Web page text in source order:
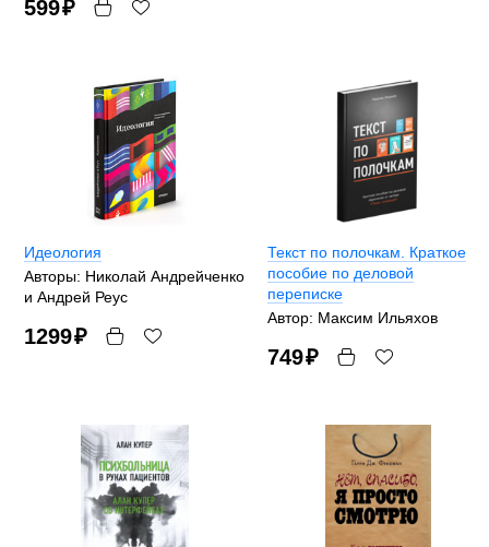
599₽
Идеология
Авторы: Николай Андрейченко
и Андрей Реус
1299₽
Текст по полочкам. Краткое
пособие по деловой
переписке
Автор: Максим Ильяхов
749₽